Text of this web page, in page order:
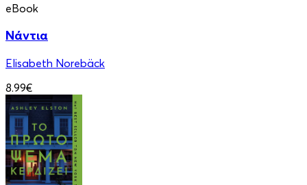
eBook
Νάντια
Elisabeth Norebäck
8.99€